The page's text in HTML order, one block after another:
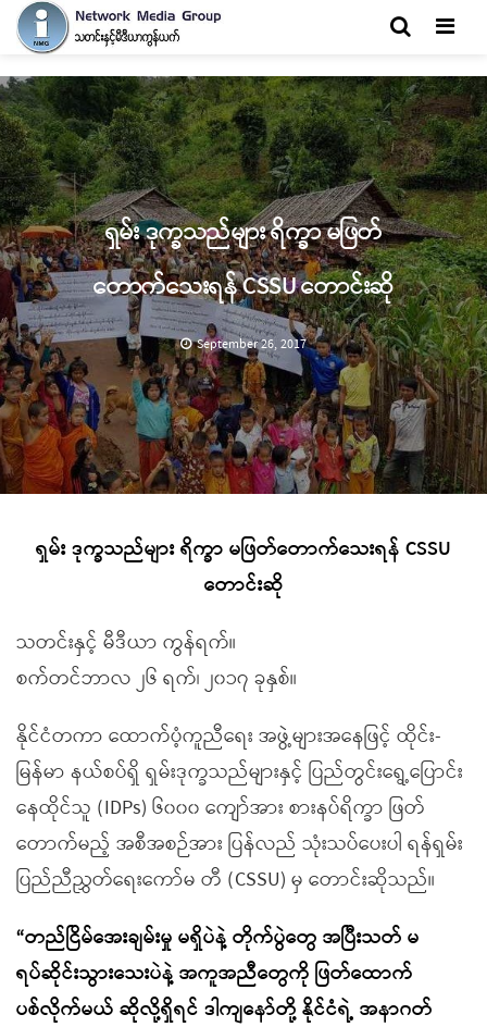
ရှမ်း ဒုက္ခသည်များ ရိက္ခာ မဖြတ်
တောက်သေးရန် CSSU တောင်းဆို
September 26, 2017
ရှမ်း ဒုက္ခသည်များ ရိက္ခာ မဖြတ်တောက်သေးရန် CSSU
တောင်းဆို
သတင်းနှင့် မီဒီယာ ကွန်ရက်။
စက်တင်ဘာလ ၂၆ ရက်၊ ၂၀၁၇ ခုနှစ်။
နိုင်ငံတကာ ထောက်ပံ့ကူညီရေး အဖွဲ့များအနေဖြင့် ထိုင်း-
မြန်မာ နယ်စပ်ရှိ ရှမ်းဒုက္ခသည်များနှင့် ပြည်တွင်းရွေ့ပြောင်း
နေထိုင်သူ (IDPs) ၆၀၀၀ ကျော်အား စားနပ်ရိက္ခာ ဖြတ်
တောက်မည့် အစီအစဉ်အား ပြန်လည် သုံးသပ်ပေးပါ ရန်ရှမ်း
ပြည်ညီညွှတ်ရေးကော်မ တီ (CSSU) မှ တောင်းဆိုသည်။
“တည်ငြိမ်အေးချမ်းမှု မရှိပဲနဲ့ တိုက်ပွဲတွေ အပြီးသတ် မ
ရပ်ဆိုင်းသွားသေးပဲနဲ့ အကူအညီတွေကို ဖြတ်ထောက်
ပစ်လိုက်မယ် ဆိုလို့ရှိရင် ဒါကျနော်တို့ နိုင်ငံရဲ့ အနာဂတ်